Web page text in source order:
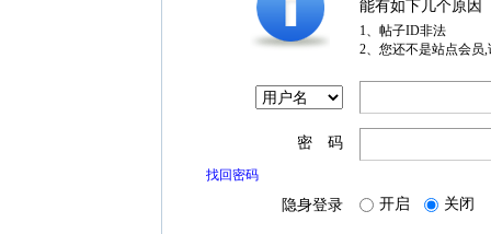
能有如下几个原因
1、帖子ID非法
2、您还不是站点会员
密 码
找回密码
隐身登录 开启 关闭